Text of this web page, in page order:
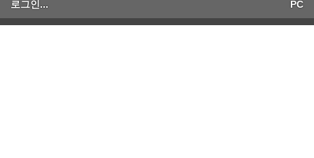
로그인... PC